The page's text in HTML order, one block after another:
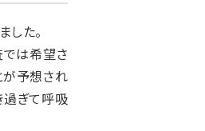
た。
は希望さ
が予想され
過ぎて呼吸